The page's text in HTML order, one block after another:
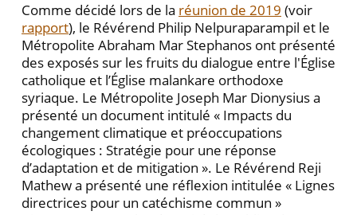
Comme décidé lors de la réunion de 2019 (voir
rapport), le Révérend Philip Nelpuraparampil et le
Métropolite Abraham Mar Stephanos ont présenté
des exposés sur les fruits du dialogue entre l'Église
catholique et l’Église malankare orthodoxe
syriaque. Le Métropolite Joseph Mar Dionysius a
présenté un document intitulé « Impacts du
changement climatique et préoccupations
écologiques : Stratégie pour une réponse
d’adaptation et de mitigation ». Le Révérend Reji
Mathew a présenté une réflexion intitulée « Lignes
directrices pour un catéchisme commun »